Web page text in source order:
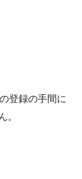
登録の手間に
。